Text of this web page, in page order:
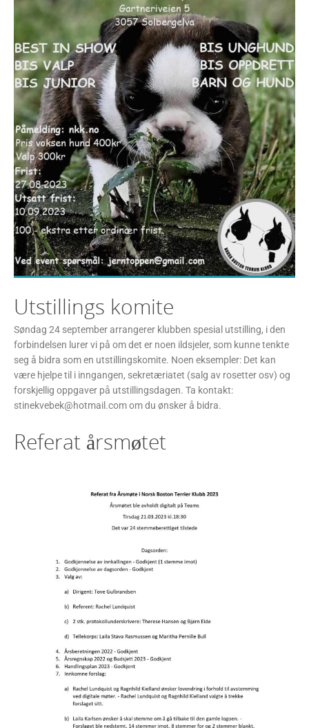
Utstillings komite
Søndag 24 september arrangerer klubben spesial utstilling, i den
forbindelsen lurer vi på om det er noen ildsjeler, som kunne tenkte
seg å bidra som en utstillingskomite. Noen eksempler: Det kan
være hjelpe til i inngangen, sekretæriatet (salg av rosetter osv) og
forskjellig oppgaver på utstillingsdagen. Ta kontakt:
stinekvebek@hotmail.com om du ønsker å bidra.
Referat årsmøtet